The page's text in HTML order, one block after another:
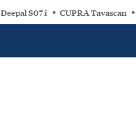
Deepal S07 i CUPRA Tavascan